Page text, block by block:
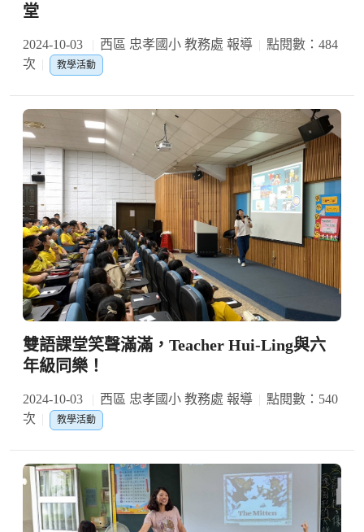
堂
2024-10-03 西區 忠孝國小 教務處 報導
點閱數：484
次
教學活動
雙語課堂笑聲滿滿，Teacher Hui-Ling與六
年級同樂！
2024-10-03 西區 忠孝國小 教務處 報導
點閱數：540
次
教學活動